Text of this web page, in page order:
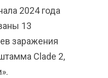
2024 года
13
заражения
Clade 2,